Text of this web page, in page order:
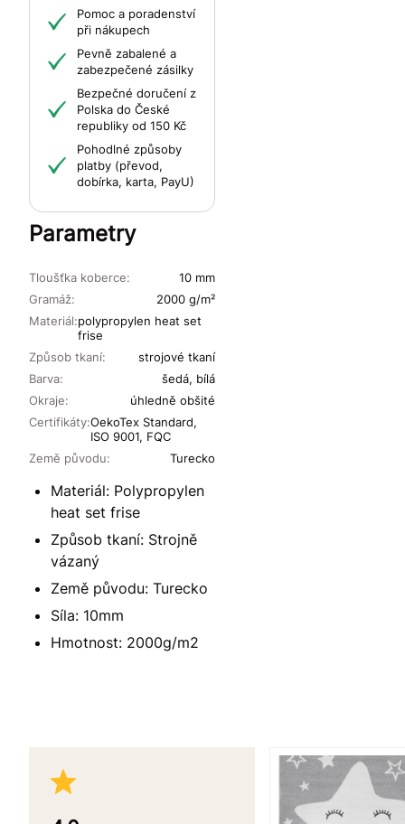
Pomoc a poradenství
při nákupech
Pevně zabalené a
zabezpečené zásilky
Bezpečné doručení z
Polska do České
republiky od 150 Kč
Pohodlné způsoby
platby (převod,
dobírka, karta, PayU)
Parametry
Materiál:polypropylen heat set
frise
Způsob tkaní:
strojové tkaní
Tloušťka koberce:
10 mm
Gramáž:
2000 g/m²
Okraje: úhledně obšité
Barva: šedá, bílá
Země původu: Turecko
Certifikáty:OekoTex Standard,
ISO 9001, FQC
Materiál: Polypropylen
heat set frise
Způsob tkaní: Strojně
vázaný
Země původu: Turecko
Síla: 10mm
Hmotnost: 2000g/m2